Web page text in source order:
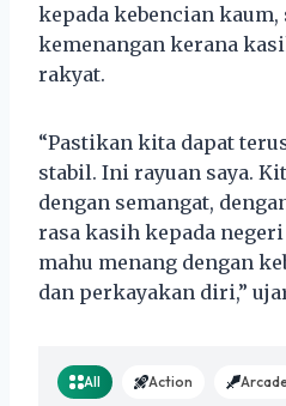
kepada kebencian
kemenangan kerana
rakyat.
“Pastikan kita dapat
stabil. Ini rayuan saya.
dengan semangat,
rasa kasih kepada
mahu menang dengan
dan perkayakan diri,”